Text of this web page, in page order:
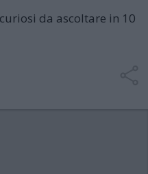
da ascoltare in 10